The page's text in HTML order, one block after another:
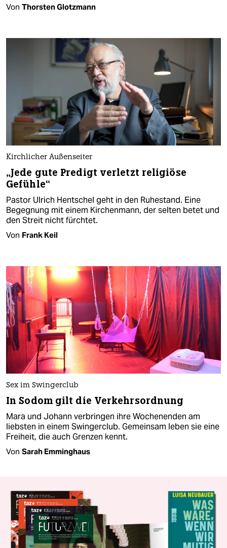
Von Thorsten Glotzmann
Kirchlicher Außenseiter
„Jede gute Predigt verletzt religiöse
Gefühle“
Pastor Ulrich Hentschel geht in den Ruhestand. Eine
Begegnung mit einem Kirchenmann, der selten betet und
den Streit nicht fürchtet.
Von Frank Keil
Sex im Swingerclub
In Sodom gilt die Verkehrsordnung
Mara und Johann verbringen ihre Wochenenden am
liebsten in einem Swingerclub. Gemeinsam leben sie eine
Freiheit, die auch Grenzen kennt.
Von Sarah Emminghaus